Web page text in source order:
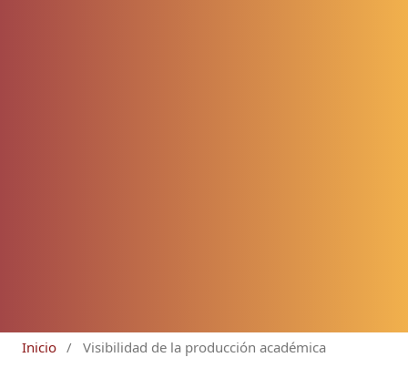
Inicio / Visibilidad de la producción académica